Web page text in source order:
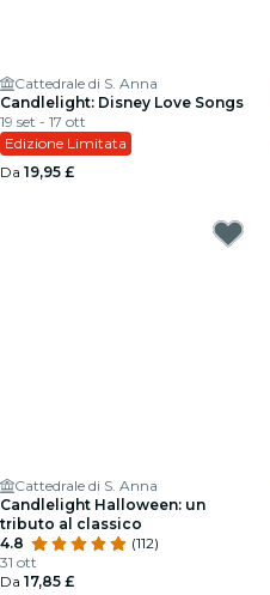
Cattedrale di S. Anna
Candlelight: Disney Love Songs
19 set - 17 ott
Edizione Limitata
Da 19,95 £
Cattedrale di S. Anna
Candlelight Halloween: un
tributo al classico
4.8
(112)
31 ott
Da 17,85 £